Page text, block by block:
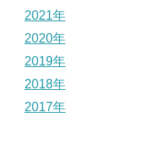
2021年
2020年
2019年
2018年
2017年